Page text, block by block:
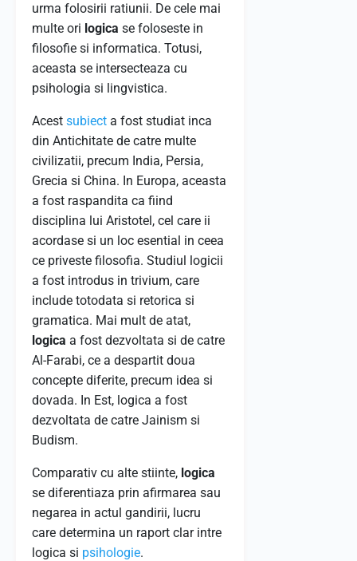
urma folosirii ratiunii. De cele mai
multe ori logica se foloseste in
filosofie si informatica. Totusi,
aceasta se intersecteaza cu
psihologia si lingvistica.
Acest subiect a fost studiat inca
din Antichitate de catre multe
civilizatii, precum India, Persia,
Grecia si China. In Europa, aceasta
a fost raspandita ca fiind
disciplina lui Aristotel, cel care ii
acordase si un loc esential in ceea
ce priveste filosofia. Studiul logicii
a fost introdus in trivium, care
include totodata si retorica si
gramatica. Mai mult de atat,
logica a fost dezvoltata si de catre
Al-Farabi, ce a despartit doua
concepte diferite, precum idea si
dovada. In Est, logica a fost
dezvoltata de catre Jainism si
Budism.
Comparativ cu alte stiinte, logica
se diferentiaza prin afirmarea sau
negarea in actul gandirii, lucru
care determina un raport clar intre
logica si psihologie.